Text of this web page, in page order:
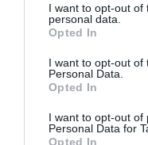
I want to opt-out of
personal data.
Opted In
I want to opt-out of
Personal Data.
Opted In
I want to opt-out of
Personal Data for
Opted In
comuni
Biblioteca
Deposito Bagagli
Internet Point
Parcheggio Interno in box
Ping Pong
Portiere
Descrizione
Meeting/Sala
La struttura dispone di una
riunioni e meeting fino a 25
Servizi a
Biglietteria Aerea
Biglietteria Navi
Camere Insonorizzate